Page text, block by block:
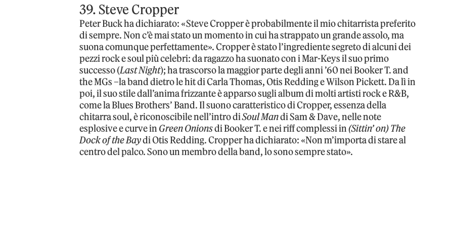
39. Steve Cropper
Peter Buck ha dichiarato: «Steve Cropper è probabilmente il mio chitarrista preferito
di sempre. Non c’è mai stato un momento in cui ha strappato un grande assolo, ma
suona comunque perfettamente». Cropper è stato l’ingrediente segreto di alcuni dei
pezzi rock e soul più celebri: da ragazzo ha suonato con i Mar-Keys il suo primo
successo (Last Night); ha trascorso la maggior parte degli anni ’60 nei Booker T. and
the MGs –la band dietro le hit di Carla Thomas, Otis Redding e Wilson Pickett. Da lì in
poi, il suo stile dall’anima frizzante è apparso sugli album di molti artisti rock e R&B,
come la Blues Brothers’ Band. Il suono caratteristico di Cropper, essenza della
chitarra soul, è riconoscibile nell’intro diSoul Mandi Sam & Dave, nelle note
esplosive e curve in Green Onionsdi Booker T. e nei riff complessi in(Sittin’ on) The
Dock of the Baydi Otis Redding. Cropper ha dichiarato: «Non m’importa di stare al
centro del palco. Sono un membro della band, lo sono sempre stato».